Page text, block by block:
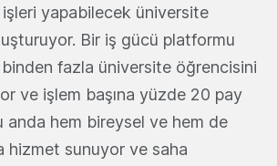
yapabilecek üniversite
Bir iş gücü platformu
fazla üniversite öğrencisini
ve işlem başına yüzde 20 pay
anda hem bireysel ve hem de
hizmet sunuyor ve saha